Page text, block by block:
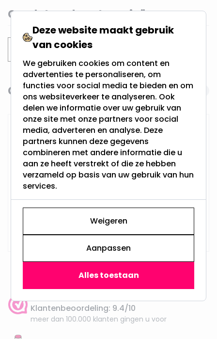
Gerelateerde categorieën
Inbouwspots Verdiepte spots
Navigating through the elements of the carousel is
Press to skip carousel
Gerelateerde producten
RTM Lighting LED Dimmer
Op voorraad,
Maandag verzonden
Klantenbeoordeling: 9.4/10
meer dan 100.000 klanten gingen u voor
Deze website maakt gebruik
van cookies
We gebruiken cookies om content en
advertenties te personaliseren, om
functies voor social media te bieden en om
ons websiteverkeer te analyseren. Ook
delen we informatie over uw gebruik van
onze site met onze partners voor social
media, adverteren en analyse. Deze
partners kunnen deze gegevens
combineren met andere informatie die u
aan ze heeft verstrekt of die ze hebben
verzameld op basis van uw gebruik van hun
services.
Weigeren
Aanpassen
Alles toestaan